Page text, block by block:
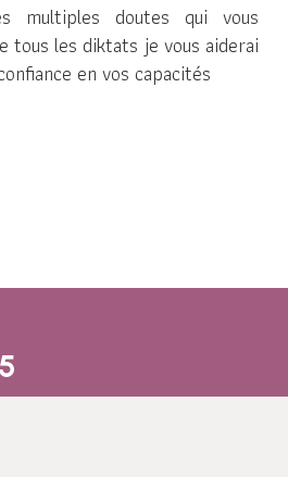
multiples doutes qui vous
tous les diktats je vous aiderai
en vos capacités